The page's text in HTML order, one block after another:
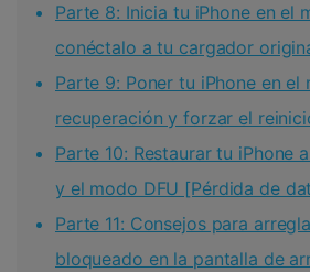
Parte 8: Inicia tu iPhone en el
conéctalo a tu cargador
Parte 9: Poner tu iPhone en el
recuperación y forzar el
Parte 10: Restaurar tu iPhone
y el modo DFU [Pérdida de
Parte 11: Consejos para
bloqueado en la pantalla de